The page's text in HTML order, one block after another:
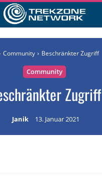
Community Beschränkter Zugriff
Community
Zugriff
Janik 13. Januar 2021